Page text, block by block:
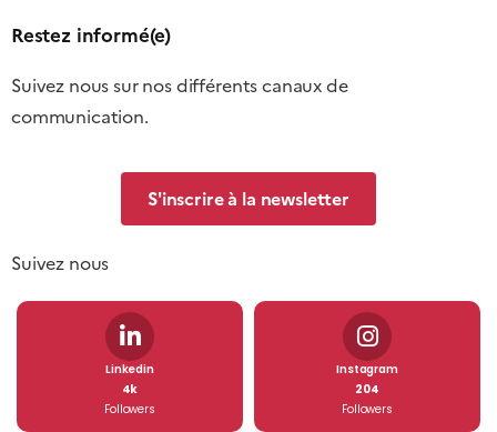
Restez informé(e)
Suivez nous sur nos différents canaux de
communication.
S'inscrire à la newsletter
Suivez nous
Linkedin
4k
Followers
Instagram
204
Followers